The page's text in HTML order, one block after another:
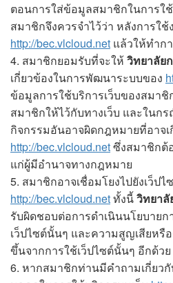
ตอนการใส่ข้อมูลสมาชิกในการใ
สมาชิกจึงควรจำไว้ว่า หลังการใช้
http://bec.vlcloud.net แล้วให้ทำก
4. สมาชิกยอมรับที่จะให้วิทยาลัย
เกี่ยวข้องในการพัฒนาระบบของ
ข้อมูลการใช้บริการเว็บของสมา
สมาชิกให้ไว้กับทางเว็บ และในก
กิจกรรมอันอาจผิดกฎหมายที่อาจ
http://bec.vlcloud.netซึ่งสมาชิกต้
แก่ผู้มีอำนาจทางกฎหมาย
5. สมาชิกอาจเชื่อมโยงไปยังเว็ป
http://bec.vlcloud.netทั้งนี้วิทยา
รับผิดชอบต่อการดำเนินนโยบาย
เว็ปไซต์นั้นๆ และความสูญเสียหรื
ขึ้นจากการใช้เว็ปไซต์นั้นๆ อีกด้วย
6. หากสมาชิกท่านมีคำถามเกี่ยว